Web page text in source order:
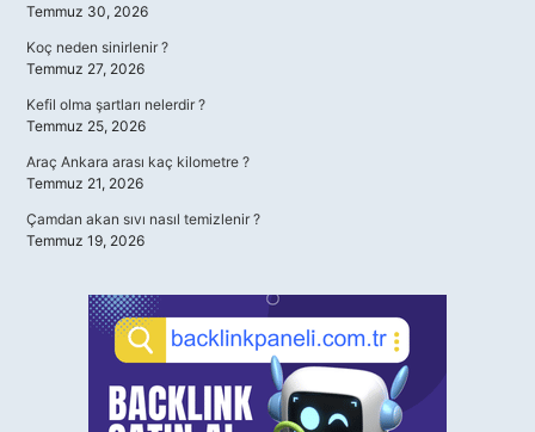
Temmuz 30, 2026
Koç neden sinirlenir ?
Temmuz 27, 2026
Kefil olma şartları nelerdir ?
Temmuz 25, 2026
Araç Ankara arası kaç kilometre ?
Temmuz 21, 2026
Çamdan akan sıvı nasıl temizlenir ?
Temmuz 19, 2026